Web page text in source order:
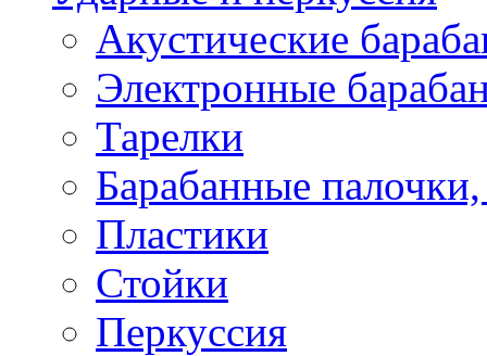
Акустические
Электронные
Тарелки
Барабанные
Пластики
Стойки
Перкуссия